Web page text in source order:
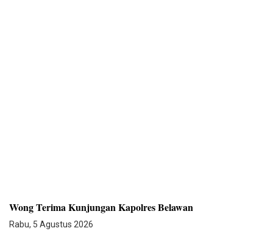
Wong Terima Kunjungan Kapolres Belawan
Rabu, 5 Agustus 2026